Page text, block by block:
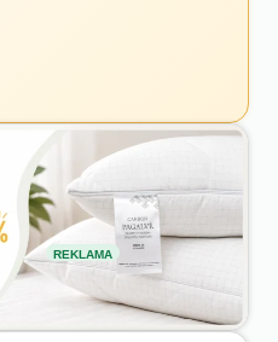
REKLAMA